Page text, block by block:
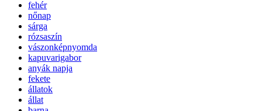
fehér
nőnap
sárga
rózsaszín
vászonképnyomda
kapuvarigabor
anyák napja
fekete
állatok
állat